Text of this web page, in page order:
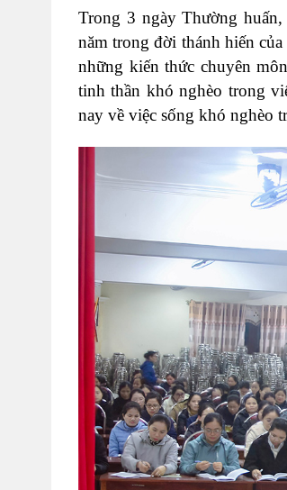
Trong 3 ngày Thường
năm trong đời thánh hiến
những kiến thức chuyên
tinh thần khó nghèo trong
nay về việc sống khó nghèo